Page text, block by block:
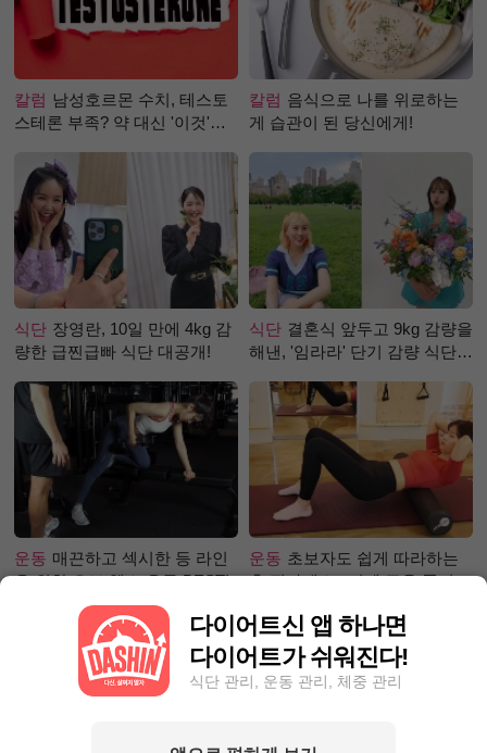
칼럼 남성호르몬 수치, 테스토
스테론 부족? 약 대신 '이것'으
칼럼 음식으로 나를 위로하는
게 습관이 된 당신에게!
식단 장영란, 10일 만에 4kg 감
량한 급찐급빠 식단 대공개!
식단 결혼식 앞두고 9kg 감량을
해낸, '임라라' 단기 감량 식단
운동 매끈하고 섹시한 등 라인
을 위한 초보 헬스 운동 BEST!
운동 초보자도 쉽게 따라하는
홈 필라테스 –어깨 근육 풀어주
다이어트신 앱 하나면
다이어트가 쉬워진다!
식단 관리, 운동 관리, 체중 관리